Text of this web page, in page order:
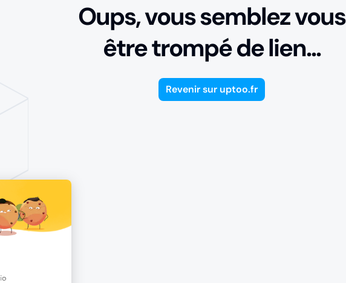
Oups, vous semblez vous
être trompé de lien...
Revenir sur uptoo.fr